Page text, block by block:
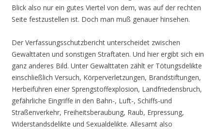
Blick also nur ein gutes Viertel von dem, was auf der rechten
Seite festzustellen ist. Doch man muß genauer hinsehen.
Der Verfassungsschutzbericht unterscheidet zwischen
Gewalttaten und sonstigen Straftaten. Und hier ergibt sich ein
ganz anderes Bild. Unter Gewalttaten zählt er Tötungsdelikte
einschließlich Versuch, Körperverletzungen, Brandstiftungen,
Herbeiführen einer Sprengstoffexplosion, Landfriedensbruch,
gefährliche Eingriffe in den Bahn-, Luft-, Schiffs-und
Straßenverkehr, Freiheitsberaubung, Raub, Erpressung,
Widerstandsdelikte und Sexualdelikte. Allesamt also